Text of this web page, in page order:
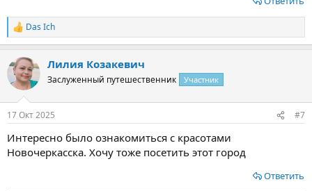
Р
е
к
ц
и
Das Ich
Лилия Козакевич
Заслуженный путешественник Участник
17 Окт 2025 #7
Интересно было ознакомиться с красотами
Новочеркасска. Хочу тоже посетить этот город
Ответить